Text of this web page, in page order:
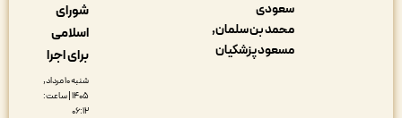
محمد بن سلمان
مسعود پزشکیان
برای اجرا
شنبه ۱۰ مرداد,
۱۴۰۵ | ساعت: